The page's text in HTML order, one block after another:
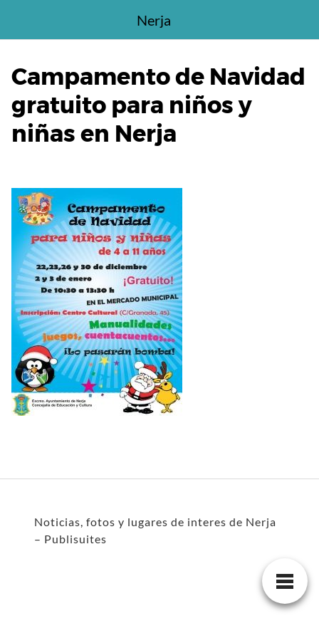
contenido
Nerja
Campamento de Navidad
gratuito para niños y
niñas en Nerja
Noticias, fotos y lugares de interes de Nerja
– Publisuites